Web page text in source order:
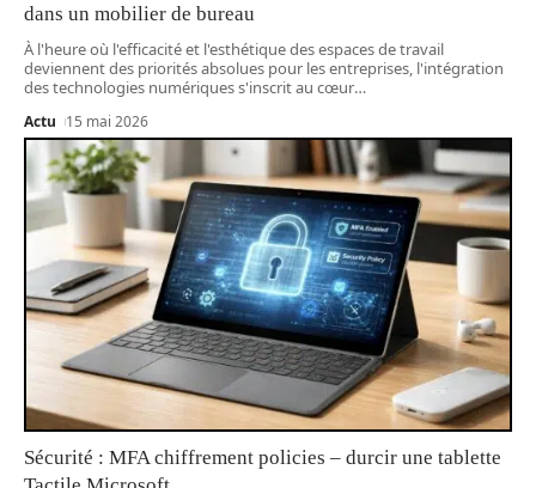
dans un mobilier de bureau
À l'heure où l'efficacité et l'esthétique des espaces de travail
deviennent des priorités absolues pour les entreprises, l'intégration
des technologies numériques s'inscrit au cœur…
Actu 15 mai 2026
Sécurité : MFA chiffrement policies – durcir une tablette